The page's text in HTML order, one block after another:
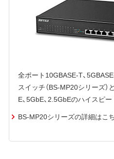
全ポート10GBASE-T、
スイッチ（BS-MP20シリーズ
E、5GbE、2.5GbEのハイスピ
BS-MP20シリーズの詳細はこ